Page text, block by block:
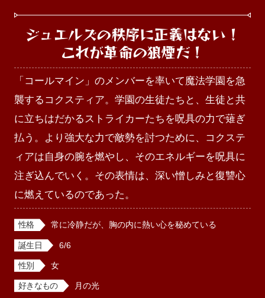
ジュエルズの秩序に正義はない！
これが革命の狼煙だ！
「コールマイン」のメンバーを率いて魔法学園を急
襲するコクスティア。学園の生徒たちと、生徒と共
に立ちはだかるストライカーたちを呪具の力で薙ぎ
払う。より強大な力で敵勢を討つために、コクステ
ィアは自身の腕を燃やし、そのエネルギーを呪具に
注ぎ込んでいく。その表情は、深い憎しみと復讐心
に燃えているのであった。
性格 常に冷静だが、胸の内に熱い心を秘めている
誕生日 6/6
性別 女
好きなもの 月の光